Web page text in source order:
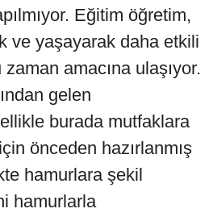
Eğitim öğretim,
ve yaşayarak daha etkili
zaman amacına ulaşıyor.
gelen
burada mutfaklara
önceden hazırlanmış
hamurlara şekil
hamurlarla